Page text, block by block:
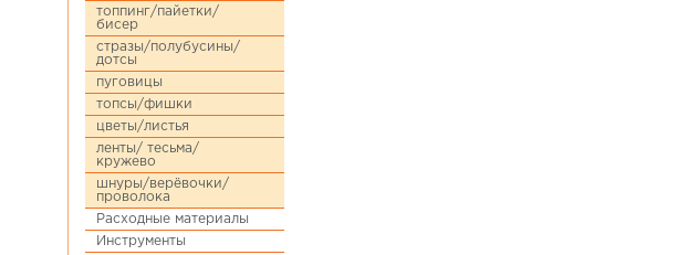
топпинг/пайетки/
бисер
стразы/полубусины/
дотсы
пуговицы
топсы/фишки
цветы/листья
ленты/ тесьма/
кружево
шнуры/верёвочки/
проволока
Расходные материалы
Инструменты